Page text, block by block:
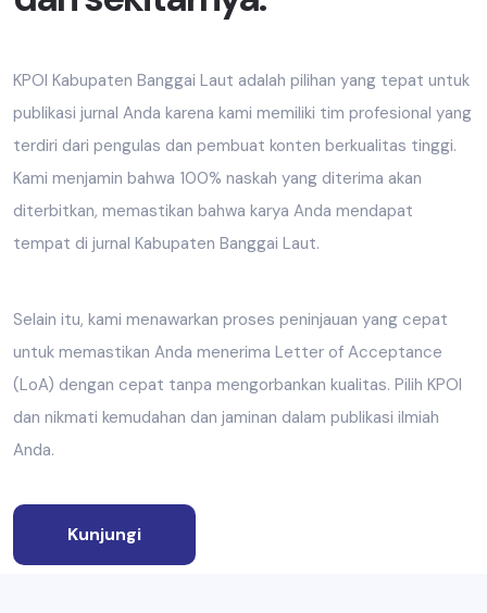
KPOI Kabupaten Banggai Laut adalah pilihan yang tepat untuk
publikasi jurnal Anda karena kami memiliki tim profesional yang
terdiri dari pengulas dan pembuat konten berkualitas tinggi.
Kami menjamin bahwa 100% naskah yang diterima akan
diterbitkan, memastikan bahwa karya Anda mendapat
tempat di jurnal Kabupaten Banggai Laut.
Selain itu, kami menawarkan proses peninjauan yang cepat
untuk memastikan Anda menerima Letter of Acceptance
(LoA) dengan cepat tanpa mengorbankan kualitas. Pilih KPOI
dan nikmati kemudahan dan jaminan dalam publikasi ilmiah
Anda.
Kunjungi